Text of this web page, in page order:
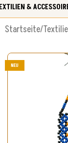
&
Startseite/
NEU